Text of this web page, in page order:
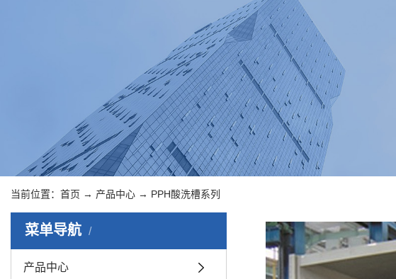
当前位置： 首页 → 产品中心 → PPH酸洗槽系列
菜单导航
产品中心